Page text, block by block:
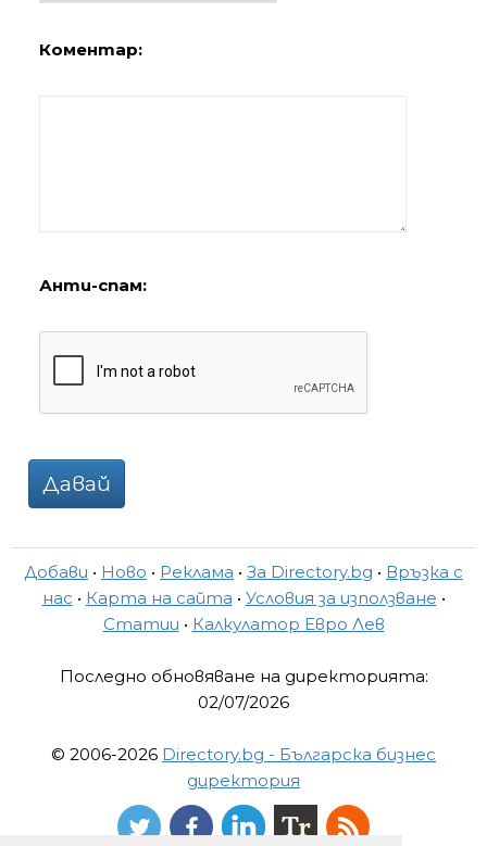
Коментар:
Анти-спам:
Давай
Добави • Ново • Реклама • За Directory.bg • Връзка с
нас • Карта на сайта • Условия за използване •
Статии • Калкулатор Евро Лев
Последно обновяване на директорията:
02/07/2026
© 2006-2026 Directory.bg - Българска бизнес
директория